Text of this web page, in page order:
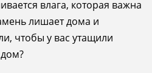
влага, которая важна
лишает дома и
чтобы у вас утащили